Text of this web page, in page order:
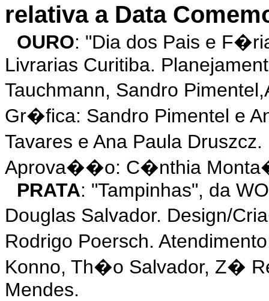
relativa a Data
OURO: "Dia dos Pais e
Livrarias Curitiba.
Tauchmann, Sandro
Gr�fica: Sandro Pimentel e
Tavares e Ana Paula
Aprova��o: C�nthia
PRATA: "Tampinhas", da
Douglas Salvador. Design/
Rodrigo Poersch.
Konno, Th�o Salvador, Z�
Mendes.